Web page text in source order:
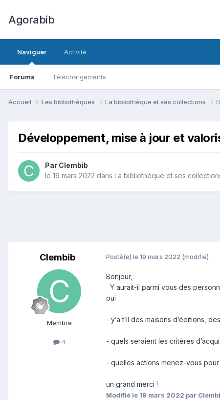
Agorabib
Naviguer
Forums Téléchargements
Activité
Accueil Les bibliothèques La bibliothèque et ses collections
Développement, mise à jour et
Par Clembib
le 19 mars 2022 dans La bibliothèque et ses
Clembib
Membre
4
Posté(e) le 19 mars 2022 (modifié)
Bonjour,
Y aurait-il parmi vous des
oui
- y’a t’il des maisons d’éditions,
- quels seraient les critères
- quelles actions menez-vous
un grand merci !
Modifié le 19 mars 2022 par